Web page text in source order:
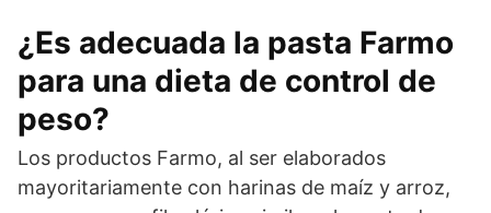
¿Es adecuada la pasta Farmo
para una dieta de control de
peso?
Los productos Farmo, al ser elaborados
mayoritariamente con harinas de maíz y arroz,